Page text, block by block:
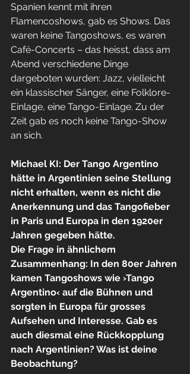
Spanien kennt mit ihren
Flamencoshows, gab es Shows. Das
waren keine Tangoshows, es waren
Café-Concerts – das heisst, dass am
Abend verschiedene Dinge
dargeboten wurden: Jazz, vielleicht
ein klassischer Sänger, eine Folklore-
Einlage, eine Tango-Einlage. Zu der
Zeit gab es noch keine Tango-Show
an sich.
Michael KI: Der Tango Argentino
hätte in Argentinien seine Stellung
nicht erhalten, wenn es nicht die
Anerkennung und das Tangofieber
in Paris und Europa in den 1920er
Jahren gegeben hätte.
Die Frage in ähnlichem
Zusammenhang: In den 80er Jahren
kamen Tangoshows wie ›Tango
Argentino‹ auf die Bühnen und
sorgten in Europa für grosses
Aufsehen und Interesse. Gab es
auch diesmal eine Rückkopplung
nach Argentinien? Was ist deine
Beobachtung?